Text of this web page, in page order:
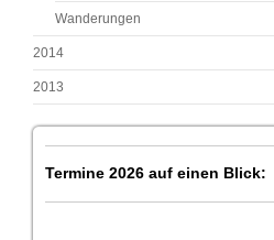
Wanderungen
2014
2013
Termine 2026 auf einen Blick: